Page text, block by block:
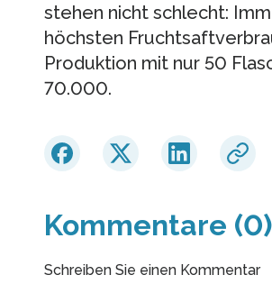
stehen nicht schlecht:
höchsten
Produktion mit nur 50
70.000.
Kommentare (0)
Schreiben Sie einen Kommentar